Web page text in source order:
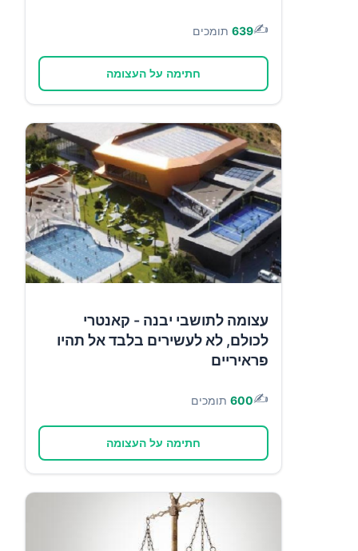
✍️
639 תומכים
חתימה על העצומה
עצומה לתושבי יבנה - קאנטרי
לכולם, לא לעשירים בלבד אל תהיו
פראיריים
✍️
600 תומכים
חתימה על העצומה